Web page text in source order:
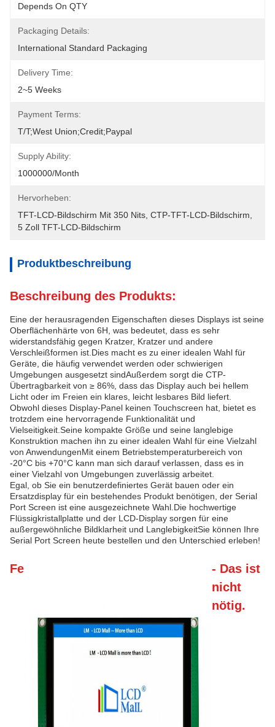
Depends On QTY
Packaging Details:
International Standard Packaging
Delivery Time:
2~5 Weeks
Payment Terms:
T/T;West Union;Credit;Paypal
Supply Ability:
1000000/month
Hervorheben:
TFT-LCD-Bildschirm Mit 350 Nits CTP-TFT-LCD-Bildschirm
5 Zoll TFT-LCD-Bildschirm
Produktbeschreibung
Beschreibung des Produkts:
Eine der herausragenden Eigenschaften dieses Displays ist seine
Oberflächenhärte von 6H, was bedeutet, dass es sehr
widerstandsfähig gegen Kratzer, Kratzer und andere
Verschleißformen ist.Dies macht es zu einer idealen Wahl für
Geräte, die häufig verwendet werden oder schwierigen
Umgebungen ausgesetzt sindAußerdem sorgt die CTP-
Übertragbarkeit von ≥ 86%, dass das Display auch bei hellem
Licht oder im Freien ein klares, leicht lesbares Bild liefert.
Obwohl dieses Display-Panel keinen Touchscreen hat, bietet es
trotzdem eine hervorragende Funktionalität und
Vielseitigkeit.Seine kompakte Größe und seine langlebige
Konstruktion machen ihn zu einer idealen Wahl für eine Vielzahl
von AnwendungenMit einem Betriebstemperaturbereich von
-20°C bis +70°C kann man sich darauf verlassen, dass es in
einer Vielzahl von Umgebungen zuverlässig arbeitet.
Egal, ob Sie ein benutzerdefiniertes Gerät bauen oder ein
Ersatzdisplay für ein bestehendes Produkt benötigen, der Serial
Port Screen ist eine ausgezeichnete Wahl.Die hochwertige
Flüssigkristallplatte und der LCD-Display sorgen für eine
außergewöhnliche Bildklarheit und LanglebigkeitSie können Ihre
Serial Port Screen heute bestellen und den Unterschied erleben!
Fe
- Das ist
nicht
nötig.